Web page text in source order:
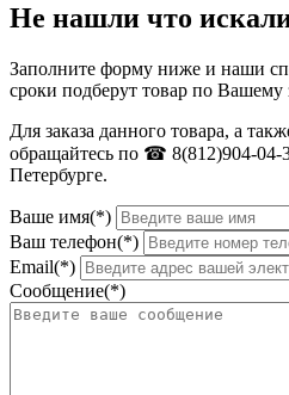
Не нашли что
Заполните форму ниже и наши
сроки подберут товар по Вашему
Для заказа данного товара, а
обращайтесь по ☎ 8(812)904-04-
Петербурге.
Ваше имя(*)
Ваш телефон(*)
Email(*)
Сообщение(*)